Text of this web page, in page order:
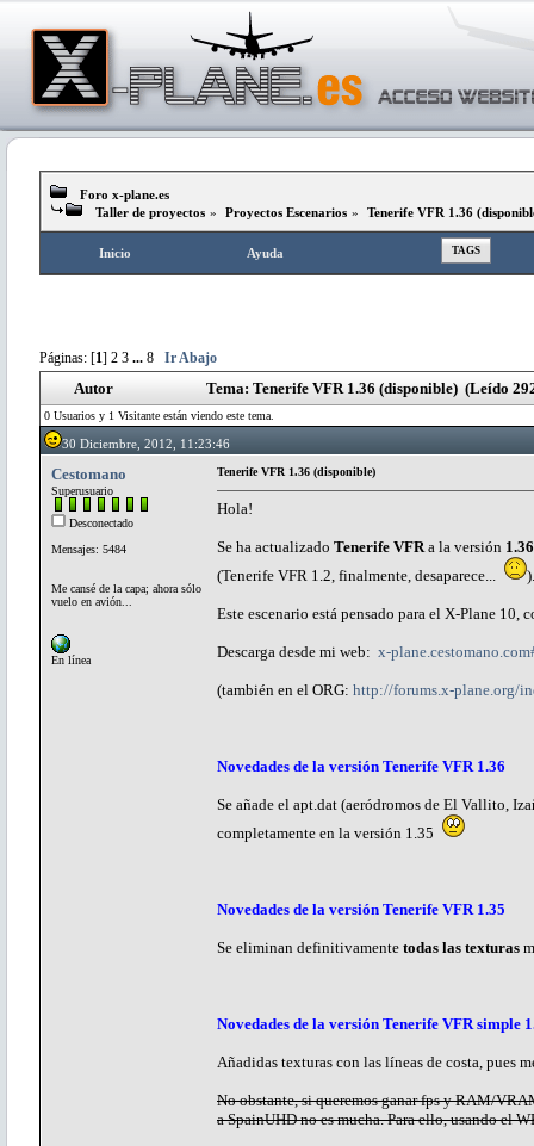
Foro x-plane.es
Taller de proyectos » Proyectos Escenarios » Tenerife VFR 1.36
Inicio Ayuda TAGS
Páginas: [1] 2 3 ... 8 Ir Abajo
Autor Tema: Tenerife VFR 1.36 (disponible) (Leído
0 Usuarios y 1 Visitante están viendo este tema.
30 Diciembre, 2012, 11:23:46
Cestomano
Superusuario
Desconectado
Mensajes: 5484
Me cansé de la capa; ahora sólo
vuelo en avión...
En línea
Tenerife VFR 1.36 (disponible)
Hola!
Se ha actualizado Tenerife VFR a la versión 1.36
(Tenerife VFR 1.2, finalmente, desaparece...
).
Este escenario está pensado para el X-Plane 10,
Descarga desde mi web: x-
(también en el ORG: http://forums.x-plane.org/
Novedades de la versión Tenerife VFR 1.36
Se añade el apt.dat (aeródromos de El Vallito,
completamente en la versión 1.35
Novedades de la versión Tenerife VFR 1.35
Se eliminan definitivamente todas las texturas
Novedades de la versión Tenerife VFR simple
Añadidas texturas con las líneas de costa, pues
No obstante, si queremos ganar fps y RAM/
a SpainUHD no es mucha. Para ello, usando el